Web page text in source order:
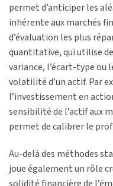
permet d’anticiper les
inhérente aux marchés
d’évaluation les plus
quantitative, qui utilise
variance, l’écart-type ou
volatilité d’un actif. Par
l’investissement en
sensibilité de l’actif aux
permet de calibrer le
Au-delà des méthodes
joue également un rôle